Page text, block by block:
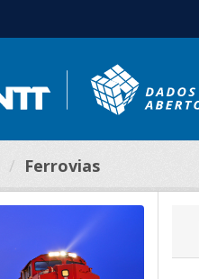
Ferrovias